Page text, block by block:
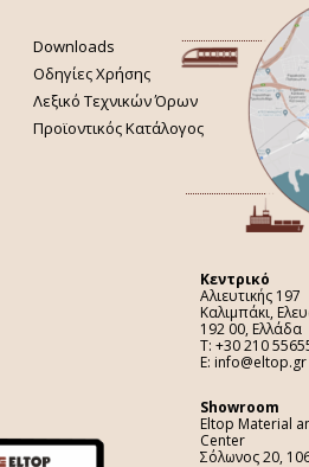
Downloads
Οδηγίες Χρήσης
Λεξικό Τεχνικών Όρων
Προϊοντικός Κατάλογος
Κεντρικό
Αλιευτικής 197
Καλιμπάκι,
192 00, Ελλάδα
Τ: +30 210
E: info@eltop.gr
Showroom
Eltop Material
Center
Σόλωνος 20,